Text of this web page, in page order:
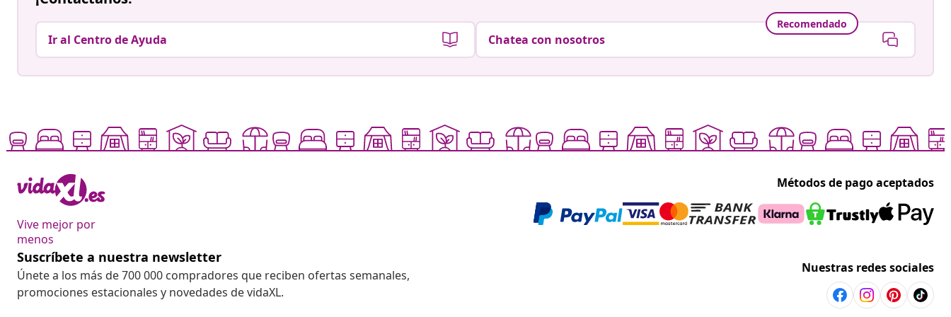
Ir al Centro de Ayuda
Recomendado
Chatea con nosotros
Vive mejor por
menos
Métodos de pago aceptados
Suscríbete a nuestra newsletter
Únete a los más de 700 000 compradores que reciben ofertas semanales,
promociones estacionales y novedades de vidaXL.
Nuestras redes sociales